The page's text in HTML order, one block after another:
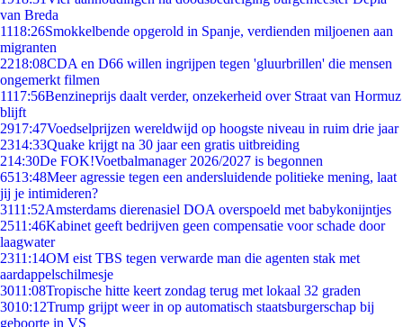
van Breda
1118:26Smokkelbende opgerold in Spanje, verdienden miljoenen aan
migranten
2218:08CDA en D66 willen ingrijpen tegen 'gluurbrillen' die mensen
ongemerkt filmen
1117:56Benzineprijs daalt verder, onzekerheid over Straat van Hormuz
blijft
2917:47Voedselprijzen wereldwijd op hoogste niveau in ruim drie jaar
2314:33Quake krijgt na 30 jaar een gratis uitbreiding
214:30De FOK!Voetbalmanager 2026/2027 is begonnen
6513:48Meer agressie tegen een andersluidende politieke mening, laat
jij je intimideren?
3111:52Amsterdams dierenasiel DOA overspoeld met babykonijntjes
2511:46Kabinet geeft bedrijven geen compensatie voor schade door
laagwater
2311:14OM eist TBS tegen verwarde man die agenten stak met
aardappelschilmesje
3011:08Tropische hitte keert zondag terug met lokaal 32 graden
3010:12Trump grijpt weer in op automatisch staatsburgerschap bij
geboorte in VS